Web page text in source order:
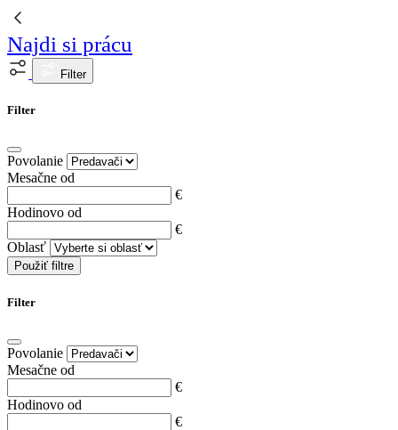
Najdi si prácu
Filter
Filter
Povolanie
Mesačne od
€
Hodinovo od
€
Oblasť
Použiť filtre
Filter
Povolanie
Mesačne od
€
Hodinovo od
€